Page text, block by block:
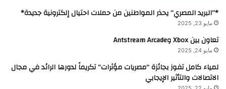
*”البريد المصري” يحذر المواطنين من حملات احتيال إلكترونية جديدة*
مايو 23, 2025
تعاون بين Xbox وAntstream Arcade
مايو 24, 2025
لمياء كامل تفوز بجائزة “مصريات مؤثرات” تكريماً لدورها الرائد في مجال
الاتصالات والتأثير الإيجابي